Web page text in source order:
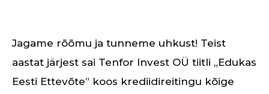
Jagame rõõmu ja tunneme uhkust! Teist
aastat järjest sai Tenfor Invest OÜ tiitli „Edukas
Eesti Ettevõte” koos krediidireitingu kõige